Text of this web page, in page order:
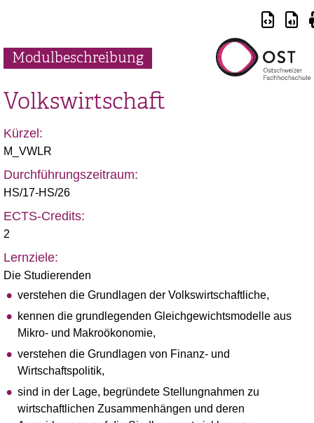
Modulbeschreibung
Volkswirtschaft
Kürzel:
M_VWLR
Durchführungszeitraum:
HS/17-HS/26
ECTS-Credits:
2
Lernziele:
Die Studierenden
verstehen die Grundlagen der Volkswirtschaftliche,
kennen die grundlegenden Gleichgewichtsmodelle aus
Mikro- und Makroökonomie,
verstehen die Grundlagen von Finanz- und
Wirtschaftspolitik,
sind in der Lage, begründete Stellungnahmen zu
wirtschaftlichen Zusammenhängen und deren